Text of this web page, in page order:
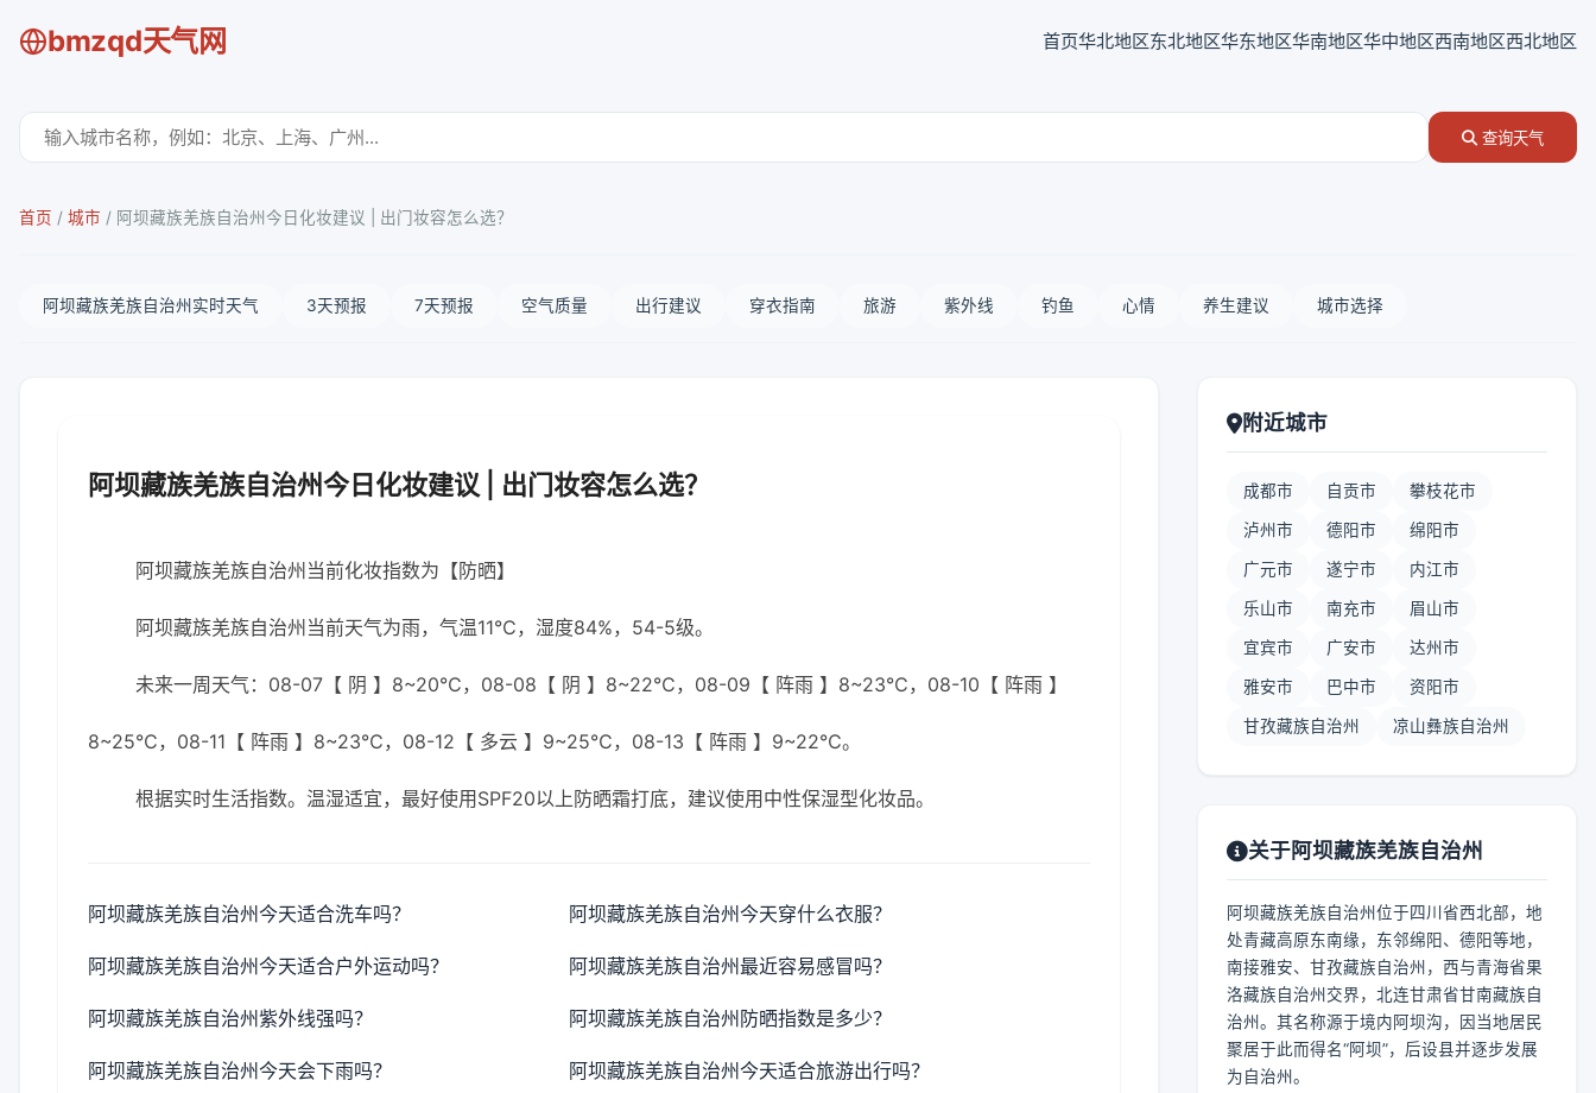
bmzqd天气网 首页华北地区东北地区华东地区华南地区华中地区西南地区西北地区
查询天气
首页 / 城市 / 阿坝藏族羌族自治州今日化妆建议 | 出门妆容怎么选？
阿坝藏族羌族自治州实时天气 3天预报 7天预报 空气质量 出行建议 穿衣指南 旅游 紫外线 钓鱼 心情 养生建议 城市选择
阿坝藏族羌族自治州今日化妆建议 | 出门妆容怎么选？
阿坝藏族羌族自治州当前化妆指数为【防晒】
阿坝藏族羌族自治州当前天气为雨，气温11℃，湿度84%，54-5级。
未来一周天气：08-07【 阴 】8~20℃，08-08【 阴 】8~22℃，08-09【 阵雨 】8~23℃，08-10【 阵雨 】
8~25℃，08-11【 阵雨 】8~23℃，08-12【 多云 】9~25℃，08-13【 阵雨 】9~22℃。
根据实时生活指数。温湿适宜，最好使用SPF20以上防晒霜打底，建议使用中性保湿型化妆品。
阿坝藏族羌族自治州今天适合洗车吗？ 阿坝藏族羌族自治州今天穿什么衣服？
阿坝藏族羌族自治州今天适合户外运动吗？ 阿坝藏族羌族自治州最近容易感冒吗？
阿坝藏族羌族自治州紫外线强吗？ 阿坝藏族羌族自治州防晒指数是多少？
阿坝藏族羌族自治州今天会下雨吗？ 阿坝藏族羌族自治州今天适合旅游出行吗？
附近城市
成都市 自贡市 攀枝花市
泸州市 德阳市 绵阳市
广元市 遂宁市 内江市
乐山市 南充市 眉山市
宜宾市 广安市 达州市
雅安市 巴中市 资阳市
甘孜藏族自治州 凉山彝族自治州
关于阿坝藏族羌族自治州
阿坝藏族羌族自治州位于四川省西北部，地
处青藏高原东南缘，东邻绵阳、德阳等地，
南接雅安、甘孜藏族自治州，西与青海省果
洛藏族自治州交界，北连甘肃省甘南藏族自
治州。其名称源于境内阿坝沟，因当地居民
聚居于此而得名“阿坝”，后设县并逐步发展
为自治州。